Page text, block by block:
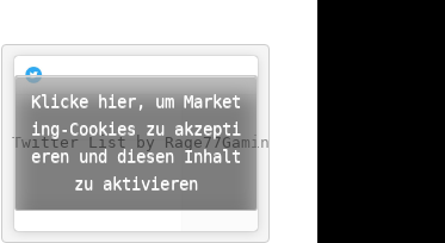
A Twitter List by Rage77Gaming
Klicke hier, um Market
ing-Cookies zu akzepti
eren und diesen Inhalt
zu aktivieren